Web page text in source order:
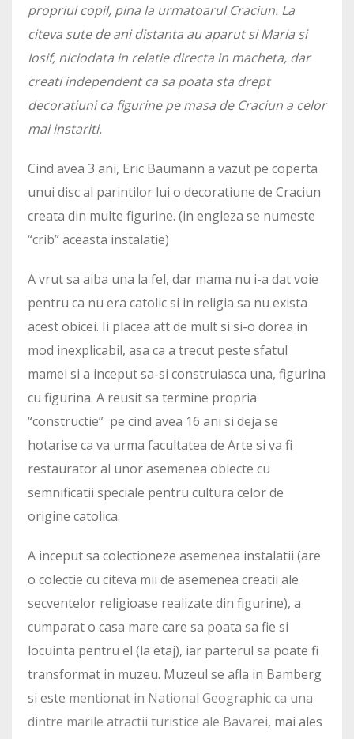
propriul copil, pina la urmatoarul Craciun. La
citeva sute de ani distanta au aparut si Maria si
Iosif, niciodata in relatie directa in macheta, dar
creati independent ca sa poata sta drept
decoratiuni ca figurine pe masa de Craciun a celor
mai instariti.
Cind avea 3 ani, Eric Baumann a vazut pe coperta
unui disc al parintilor lui o decoratiune de Craciun
creata din multe figurine. (in engleza se numeste
“crib” aceasta instalatie)
A vrut sa aiba una la fel, dar mama nu i-a dat voie
pentru ca nu era catolic si in religia sa nu exista
acest obicei. Ii placea att de mult si si-o dorea in
mod inexplicabil, asa ca a trecut peste sfatul
mamei si a inceput sa-si construiasca una, figurina
cu figurina. A reusit sa termine propria
“constructie” pe cind avea 16 ani si deja se
hotarise ca va urma facultatea de Arte si va fi
restaurator al unor asemenea obiecte cu
semnificatii speciale pentru cultura celor de
origine catolica.
A inceput sa colectioneze asemenea instalatii (are
o colectie cu citeva mii de asemenea creatii ale
secventelor religioase realizate din figurine), a
cumparat o casa mare care sa poata sa fie si
locuinta pentru el (la etaj), iar parterul sa poate fi
transformat in muzeu. Muzeul se afla in Bamberg
si este mentionat in National Geographic ca una
dintre marile atractii turistice ale Bavarei, mai ales